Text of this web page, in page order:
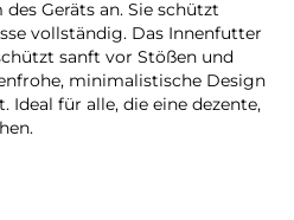
Geräts an. Sie schützt
vollständig. Das Innenfutter
sanft vor Stößen und
minimalistische Design
Ideal für alle, die eine dezente,